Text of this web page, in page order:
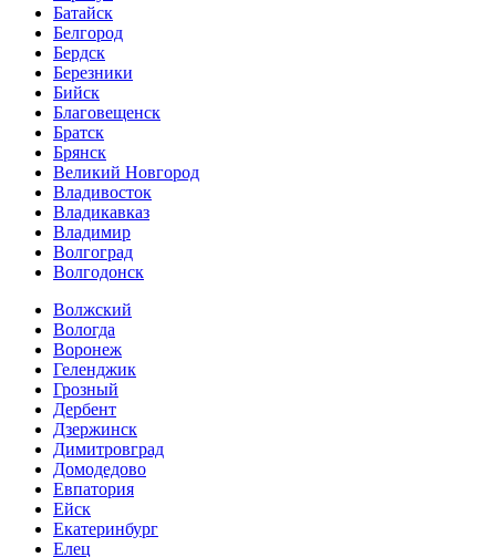
Батайск
Белгород
Бердск
Березники
Бийск
Благовещенск
Братск
Брянск
Великий Новгород
Владивосток
Владикавказ
Владимир
Волгоград
Волгодонск
Волжский
Вологда
Воронеж
Геленджик
Грозный
Дербент
Дзержинск
Димитровград
Домодедово
Евпатория
Ейск
Екатеринбург
Елец